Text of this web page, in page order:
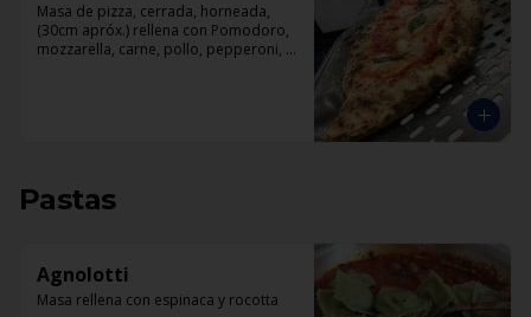
Masa de pizza, cerrada, horneada,
(30cm apróx.) rellena con Pomodoro,
mozzarella, carne, pollo, pepperoni,
Pastas
Agnolotti
Masa rellena con espinaca y rocotta